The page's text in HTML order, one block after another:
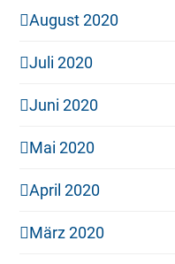
August 2020
Juli 2020
Juni 2020
Mai 2020
April 2020
März 2020